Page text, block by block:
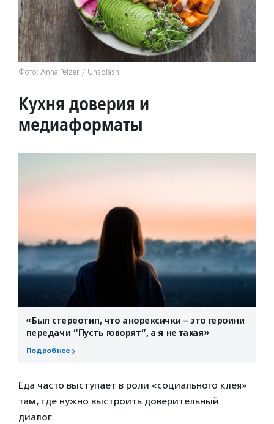
Фото: Anna Pelzer / Unsplash
Кухня доверия и
медиаформаты
«Был стереотип, что анорексички – это героини
передачи “Пусть говорят”, а я не такая»
Подробнее
Еда часто выступает в роли «социального клея»
там, где нужно выстроить доверительный
диалог.